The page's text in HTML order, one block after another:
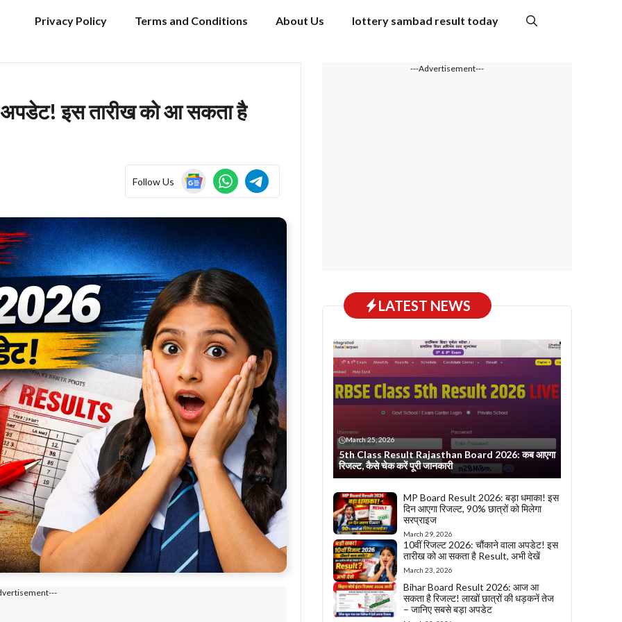
Privacy Policy Terms and Conditions About Us lottery sambad result today
अपडेट! इस तारीख को आ सकता है
Follow Us
---Advertisement---
LATEST NEWS
March 25, 2026
5th Class Result Rajasthan Board 2026: कब आएगा
रिजल्ट, कैसे चेक करें पूरी जानकारी
MP Board Result 2026: बड़ा धमाका! इस
दिन आएगा रिजल्ट, 90% छात्रों को मिलेगा
सरप्राइज
March 29, 2026
10वीं रिजल्ट 2026: चौंकाने वाला अपडेट! इस
तारीख को आ सकता है Result, अभी देखें
March 23, 2026
Bihar Board Result 2026: आज आ
सकता है रिजल्ट! लाखों छात्रों की धड़कनें तेज
– जानिए सबसे बड़ा अपडेट